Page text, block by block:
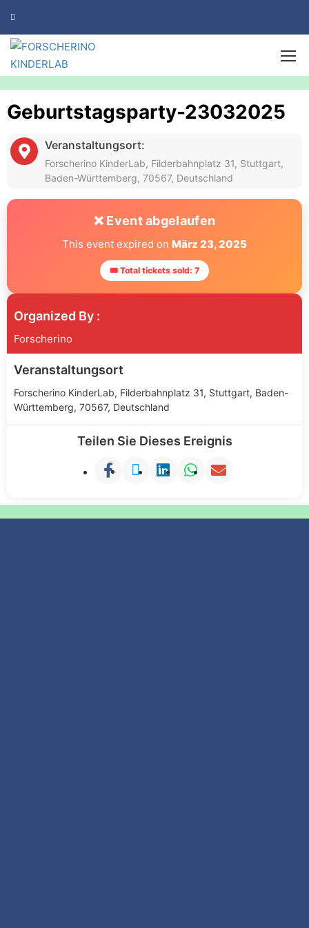
Geburtstagsparty-23032025
Veranstaltungsort:
Forscherino KinderLab, Filderbahnplatz 31, Stuttgart,
Baden-Württemberg, 70567, Deutschland
❌ Event abgelaufen
This event expired on März 23, 2025
🎟 Total tickets sold: 7
Organized By :
Forscherino
Veranstaltungsort
Forscherino KinderLab, Filderbahnplatz 31, Stuttgart, Baden-
Württemberg, 70567, Deutschland
Teilen Sie Dieses Ereignis